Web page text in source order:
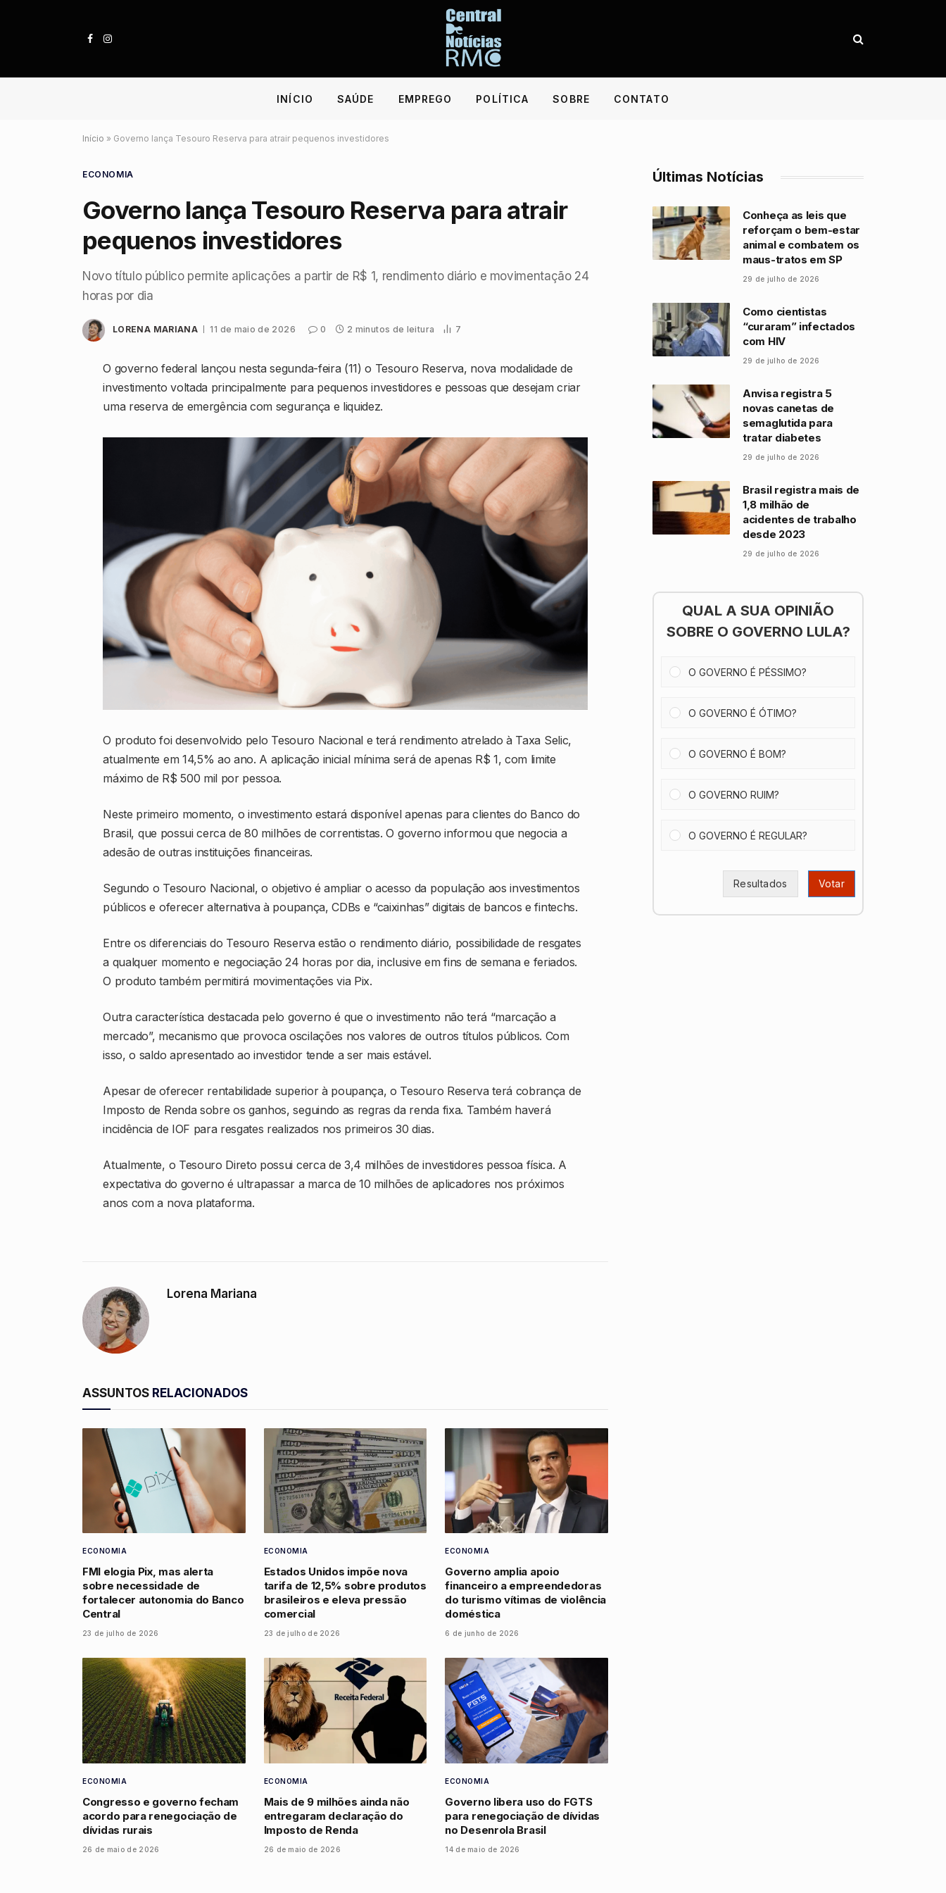
Facebook
Instagram
INÍCIO SAÚDE EMPREGO POLÍTICA SOBRE CONTATO
Início » Governo lança Tesouro Reserva para atrair pequenos investidores
ECONOMIA
Governo lança Tesouro Reserva para atrair
pequenos investidores
Novo título público permite aplicações a partir de R$ 1, rendimento diário e movimentação 24
horas por dia
LORENA MARIANA 11 de maio de 2026 0 2 minutos de leitura 7
O governo federal lançou nesta segunda-feira (11) o Tesouro Reserva, nova modalidade de
investimento voltada principalmente para pequenos investidores e pessoas que desejam criar
uma reserva de emergência com segurança e liquidez.
O produto foi desenvolvido pelo Tesouro Nacional e terá rendimento atrelado à Taxa Selic,
atualmente em 14,5% ao ano. A aplicação inicial mínima será de apenas R$ 1, com limite
máximo de R$ 500 mil por pessoa.
Neste primeiro momento, o investimento estará disponível apenas para clientes do Banco do
Brasil, que possui cerca de 80 milhões de correntistas. O governo informou que negocia a
adesão de outras instituições financeiras.
Segundo o Tesouro Nacional, o objetivo é ampliar o acesso da população aos investimentos
públicos e oferecer alternativa à poupança, CDBs e “caixinhas” digitais de bancos e fintechs.
Entre os diferenciais do Tesouro Reserva estão o rendimento diário, possibilidade de resgates
a qualquer momento e negociação 24 horas por dia, inclusive em fins de semana e feriados.
O produto também permitirá movimentações via Pix.
Outra característica destacada pelo governo é que o investimento não terá “marcação a
mercado”, mecanismo que provoca oscilações nos valores de outros títulos públicos. Com
isso, o saldo apresentado ao investidor tende a ser mais estável.
Apesar de oferecer rentabilidade superior à poupança, o Tesouro Reserva terá cobrança de
Imposto de Renda sobre os ganhos, seguindo as regras da renda fixa. Também haverá
incidência de IOF para resgates realizados nos primeiros 30 dias.
Atualmente, o Tesouro Direto possui cerca de 3,4 milhões de investidores pessoa física. A
expectativa do governo é ultrapassar a marca de 10 milhões de aplicadores nos próximos
anos com a nova plataforma.
Lorena Mariana
ASSUNTOS RELACIONADOS
ECONOMIA
FMI elogia Pix, mas alerta
sobre necessidade de
fortalecer autonomia do Banco
Central
23 de julho de 2026
ECONOMIA
Estados Unidos impõe nova
tarifa de 12,5% sobre produtos
brasileiros e eleva pressão
comercial
23 de julho de 2026
ECONOMIA
Governo amplia apoio
financeiro a empreendedoras
do turismo vítimas de violência
doméstica
6 de junho de 2026
ECONOMIA
Congresso e governo fecham
acordo para renegociação de
dívidas rurais
26 de maio de 2026
ECONOMIA
Mais de 9 milhões ainda não
entregaram declaração do
Imposto de Renda
26 de maio de 2026
ECONOMIA
Governo libera uso do FGTS
para renegociação de dívidas
no Desenrola Brasil
14 de maio de 2026
Últimas Notícias
Conheça as leis que
reforçam o bem-estar
animal e combatem os
maus-tratos em SP
29 de julho de 2026
Como cientistas
“curaram” infectados
com HIV
29 de julho de 2026
Anvisa registra 5
novas canetas de
semaglutida para
tratar diabetes
29 de julho de 2026
Brasil registra mais de
1,8 milhão de
acidentes de trabalho
desde 2023
29 de julho de 2026
QUAL A SUA OPINIÃO
SOBRE O GOVERNO LULA?
O GOVERNO É PÉSSIMO?
O GOVERNO É ÓTIMO?
O GOVERNO É BOM?
O GOVERNO RUIM?
O GOVERNO É REGULAR?
Resultados Votar